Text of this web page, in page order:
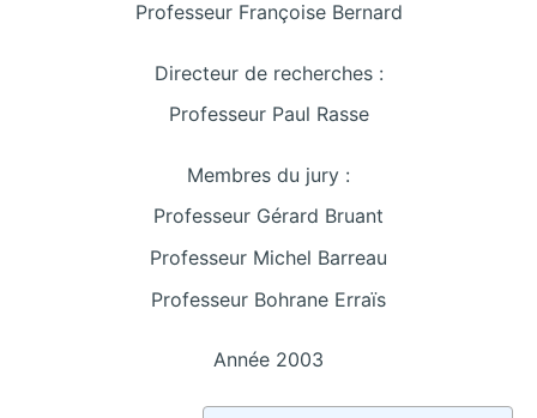
Professeur Françoise Bernard
Directeur de recherches :
Professeur Paul Rasse
Membres du jury :
Professeur Gérard Bruant
Professeur Michel Barreau
Professeur Bohrane Erraïs
Année 2003